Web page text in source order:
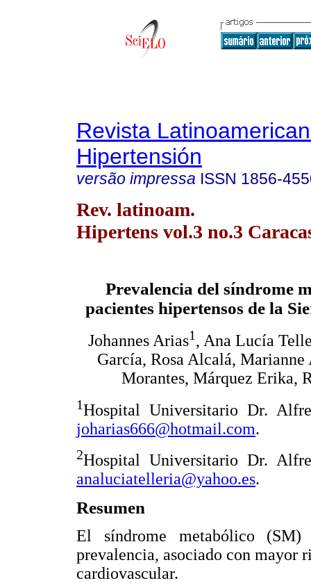
Revista
Hipertensión
versão impressa ISSN 1856-
Rev. latinoam.
Hipertens vol.3 no.3
Prevalencia del síndrome
pacientes hipertensos de la
Johannes Arias1, Ana Lucía
García, Rosa Alcalá,
Morantes, Márquez Erika,
1Hospital Universitario Dr.
joharias666@hotmail.com.
2Hospital Universitario Dr.
analuciatelleria@yahoo.es.
Resumen
El síndrome metabólico
prevalencia, asociado con mayor
cardiovascular.